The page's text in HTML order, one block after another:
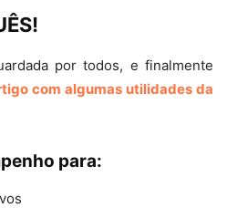
por todos, e finalmente
com algumas utilidades da
para: